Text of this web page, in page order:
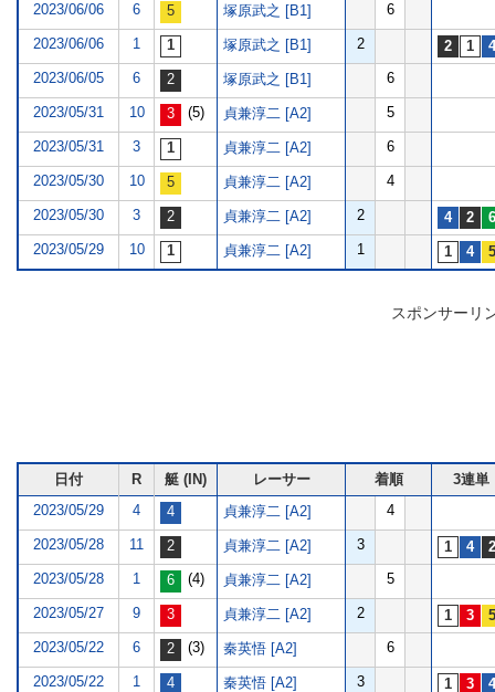
2023/06/06 6 塚原武之 [B1] 6
2023/06/06 1 塚原武之 [B1] 2
2023/06/05 6 塚原武之 [B1] 6
2023/05/31 10 (5) 貞兼淳二 [A2] 5
2023/05/31 3 貞兼淳二 [A2] 6
2023/05/30 10 貞兼淳二 [A2] 4
2023/05/30 3 貞兼淳二 [A2] 2
2023/05/29 10 貞兼淳二 [A2] 1
スポンサーリ
日付 R 艇 (IN) レーサー 着順
3連単
2023/05/29
4 貞兼淳二 [A2] 4
2023/05/28 11 貞兼淳二 [A2] 3
2023/05/28 1 (4) 貞兼淳二 [A2] 5
2023/05/27 9 貞兼淳二 [A2] 2
2023/05/22 6 (3) 秦英悟 [A2] 6
2023/05/22 1 秦英悟 [A2] 3